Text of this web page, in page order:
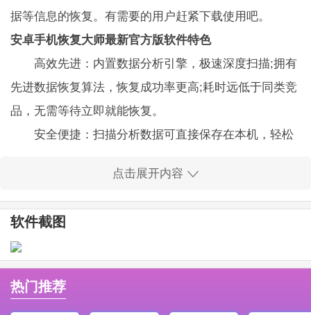
据等信息的恢复。有需要的用户赶紧下载使用吧。
安卓手机恢复大师最新官方版软件特色
高效先进：内置数据分析引擎，极速深度扫描;拥有
先进数据恢复算法，恢复成功率更高;耗时远低于同类竞
品，无需等待立即就能恢复。
安全便捷：扫描分析数据可直接保存在本机，轻松
预览，一键扫描找回误删数据。
安卓手机恢复大师最新官方版软件亮点
这款软件的恢复类型十分的全面，各种不同类型的
文件都能够进行恢复。
而且恢复的成功率也很高，能够很好的将文件和数
据恢复出来。
点击展开内容
软件截图
热门推荐